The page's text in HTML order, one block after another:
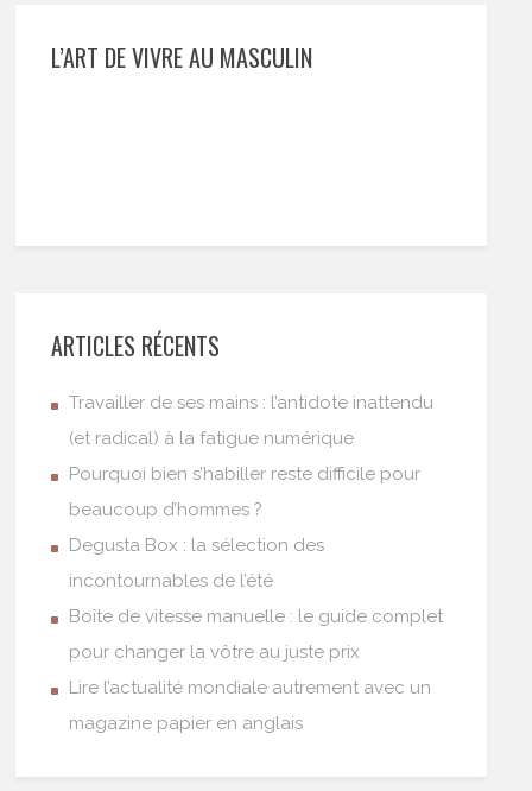
L’ART DE VIVRE AU MASCULIN
ARTICLES RÉCENTS
Travailler de ses mains : l’antidote inattendu
(et radical) à la fatigue numérique
Pourquoi bien s’habiller reste difficile pour
beaucoup d’hommes ?
Degusta Box : la sélection des
incontournables de l’été
Boîte de vitesse manuelle : le guide complet
pour changer la vôtre au juste prix
Lire l’actualité mondiale autrement avec un
magazine papier en anglais